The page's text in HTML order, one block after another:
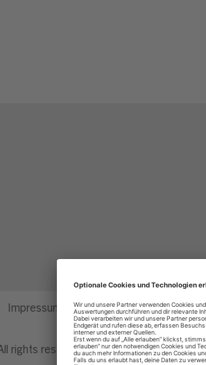
Impressum Privatsphäre-Einstellungen
rights reserved